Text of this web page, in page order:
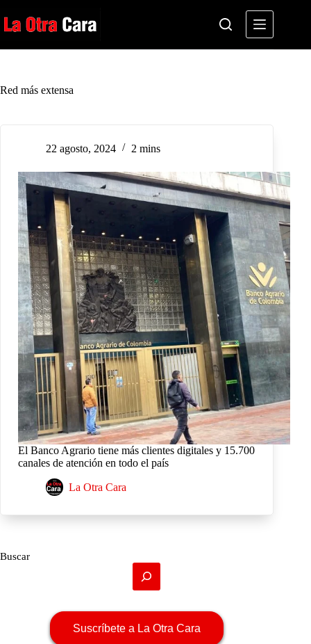
al
contenido
Red más extensa
22 agosto, 2024 2 mins
El Banco Agrario tiene más clientes digitales y 15.700
canales de atención en todo el país
La Otra Cara
Buscar
Suscríbete a La Otra Cara